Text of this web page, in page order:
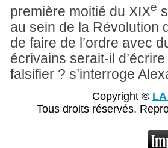
première moitié du XIXe
au sein de la Révolution
de faire de l’ordre avec
écrivains serait-il
falsifier ? s’interroge
Copyright ©
Tous droits réservés.